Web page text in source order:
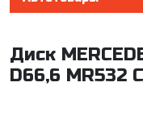
Диск
D66,6 MR532